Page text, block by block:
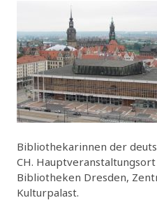
Bibliothekarinnen der
CH.
Bibliotheken Dresden,
Kulturpalast.